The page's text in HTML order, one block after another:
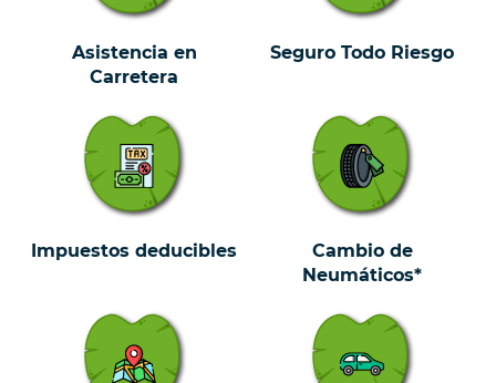
Asistencia en
Carretera
Seguro Todo Riesgo
Impuestos deducibles
Cambio de
Neumáticos*